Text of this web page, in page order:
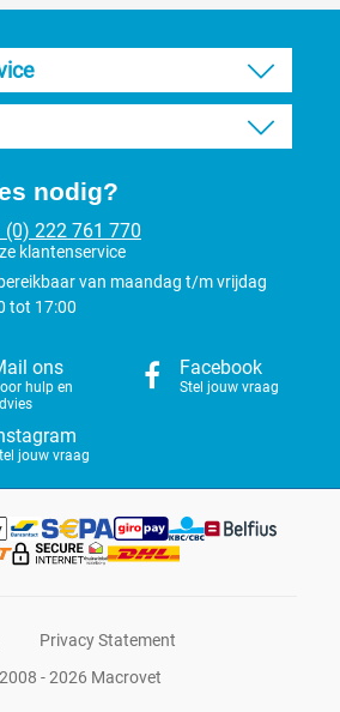
nodig?
(0) 222 761 770
klantenservice
van maandag t/m vrijdag
tot 17:00
ons
hulp en
Facebook
Stel jouw vraag
jouw vraag
Privacy Statement
- 2026 Macrovet